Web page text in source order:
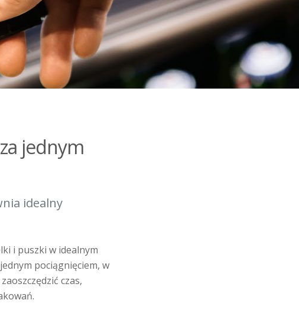
jednym
idealny
i puszki w idealnym
pociągnięciem, w
czas,